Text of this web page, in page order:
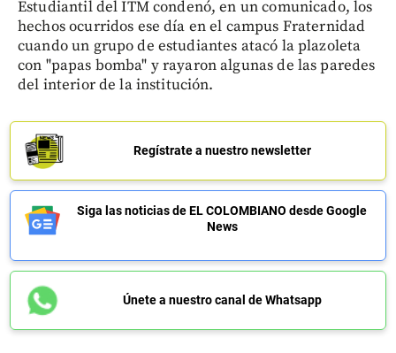
Estudiantil del ITM condenó, en un comunicado, los
hechos ocurridos ese día en el campus Fraternidad
cuando un grupo de estudiantes atacó la plazoleta
con "papas bomba" y rayaron algunas de las paredes
del interior de la institución.
Regístrate a nuestro newsletter
Siga las noticias de EL COLOMBIANO desde Google
News
Únete a nuestro canal de Whatsapp